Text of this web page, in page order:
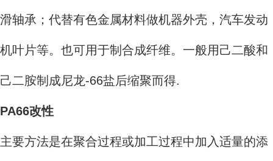
滑轴承；代替有色金属材料做机器外壳，汽车发动
机叶片等。也可用于制合成纤维。一般用己二酸和
己二胺制成尼龙-66盐后缩聚而得.
PA66改性
主要方法是在聚合过程或加工过程中加入适量的添